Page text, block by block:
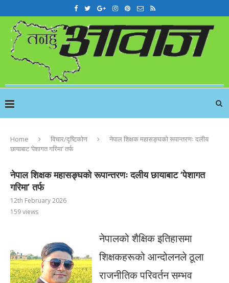
Home विचार/दृष्टिकोण
नेपाल शिक्षक महासङ्घको रूपान्तरणः दलीय
छायाबाट ‘पेशागत गरिमा’ तर्फ
नेपाल शिक्षक महासङ्घको रूपान्तरणः दलीय छायाबाट ‘पेशागत
गरिमा’ तर्फ
12th February 2026
159views
नेपालको शैक्षिक इतिहासमा
शिक्षकहरूको आन्दोलनले ठूला
राजनीतिक परिवर्तन सम्भव